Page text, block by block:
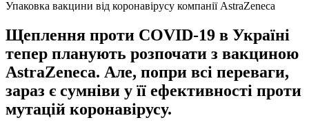
Упаковка вакцини від коронавірусу компанії AstraZeneca
Щеплення проти COVID-19 в Україні
тепер планують розпочати з вакциною
AstraZeneca. Але, попри всі переваги,
зараз є сумніви у її ефективності проти
мутацій коронавірусу.